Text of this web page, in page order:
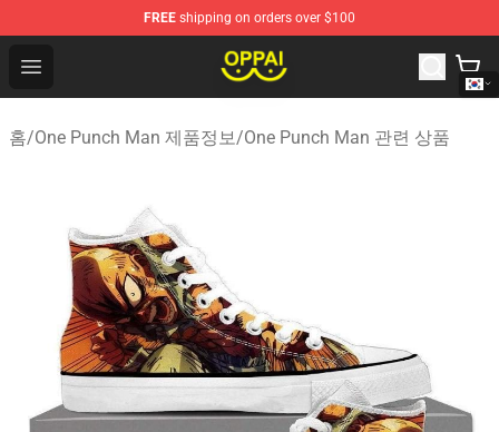
FREE shipping on orders over $100
Open menu
Oppai Store - Official Oppai Merchandise Shop
홈/One Punch Man 제품정보/One Punch Man 관련 상품